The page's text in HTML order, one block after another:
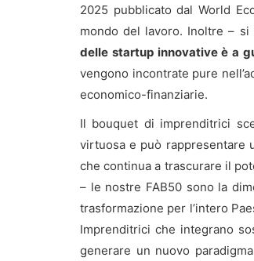
2025 pubblicato dal World
mondo del lavoro. Inoltre – si
delle startup innovative è a
vengono incontrate pure
economico-finanziarie.
Il bouquet di imprenditrici
virtuosa e può rappresentare
che continua a trascurare il
– le nostre FAB50 sono la
trasformazione per l’intero
Imprenditrici che integrano
generare un nuovo